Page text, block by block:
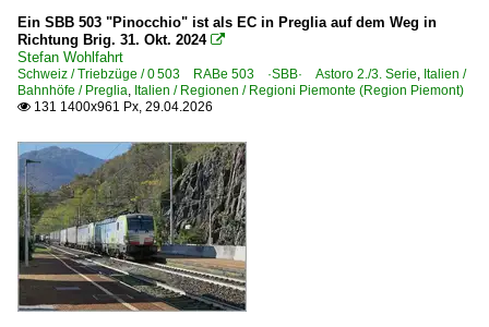
Ein SBB 503 "Pinocchio" ist als EC in Preglia auf dem Weg in
Richtung Brig. 31. Okt. 2024 
Stefan Wohlfahrt
Schweiz / Triebzüge / 0 503 RABe 503 ·SBB· Astoro 2./3. Serie, Italien /
Bahnhöfe / Preglia, Italien / Regionen / Regioni Piemonte (Region Piemont)
 131 1400x961 Px, 29.04.2026